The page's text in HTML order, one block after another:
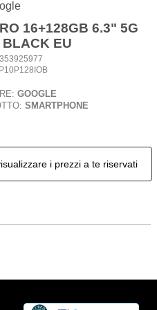
16+128GB 6.3" 5G
EU
GOOGLE
SMARTPHONE
i prezzi a te riservati